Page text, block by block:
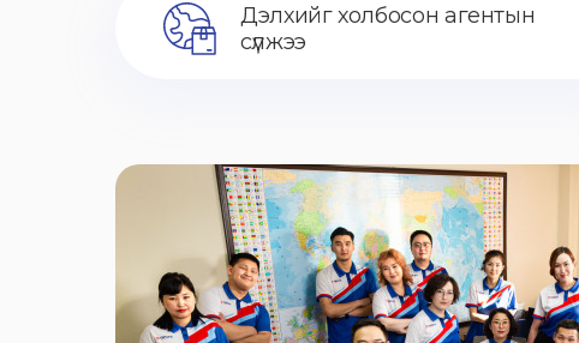
Дэлхийг холбосон агентын
сүлжээ